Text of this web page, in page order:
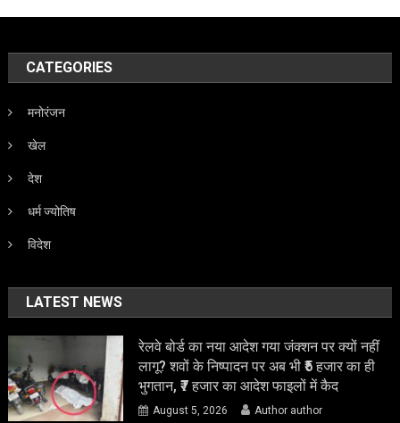
CATEGORIES
मनोरंजन
खेल
देश
धर्म ज्योतिष
विदेश
LATEST NEWS
रेलवे बोर्ड का नया आदेश गया जंक्शन पर क्यों नहीं
लागू? शवों के निष्पादन पर अब भी ₹5 हजार का ही
भुगतान, ₹7 हजार का आदेश फाइलों में कैद
August 5, 2026 Author author